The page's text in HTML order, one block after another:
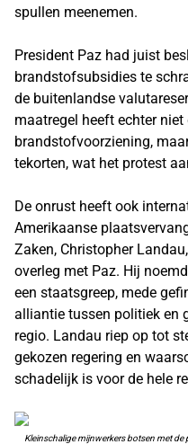
spullen meenemen.
President Paz had juist
brandstofsubsidies te
de buitenlandse
maatregel heeft echter
brandstofvoorziening,
tekorten, wat het protest
De onrust heeft ook
Amerikaanse
Zaken, Christopher
overleg met Paz. Hij
een staatsgreep, mede
alliantie tussen politiek en
regio. Landau riep op tot
gekozen regering en
schadelijk is voor de hele
Kleinschalige mijnwerkers botsen met de